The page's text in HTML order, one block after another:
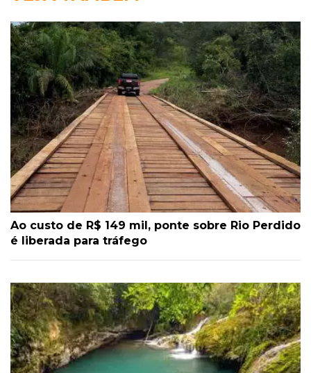
Ao custo de R$ 149 mil, ponte sobre Rio Perdido
é liberada para tráfego